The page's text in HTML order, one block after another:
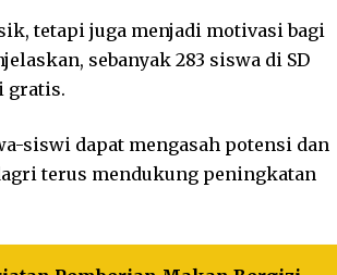
tetapi juga menjadi motivasi bagi
sebanyak 283 siswa di SD
gratis.
siswi dapat mengasah potensi dan
terus mendukung peningkatan